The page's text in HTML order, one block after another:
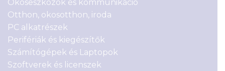
Okoseszközök és kommunikáció
Otthon, okosotthon, iroda
PC alkatrészek
Perifériák és kiegészítők
Számítógépek és Laptopok
Szoftverek és licenszek